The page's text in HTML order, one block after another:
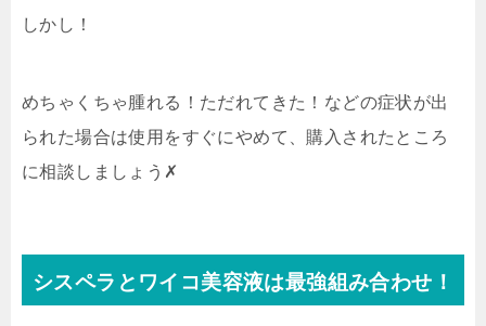
しかし！
めちゃくちゃ腫れる！ただれてきた！などの症状が出
られた場合は使用をすぐにやめて、購入されたところ
に相談しましょう✗
シスペラとワイコ美容液は最強組み合わせ！